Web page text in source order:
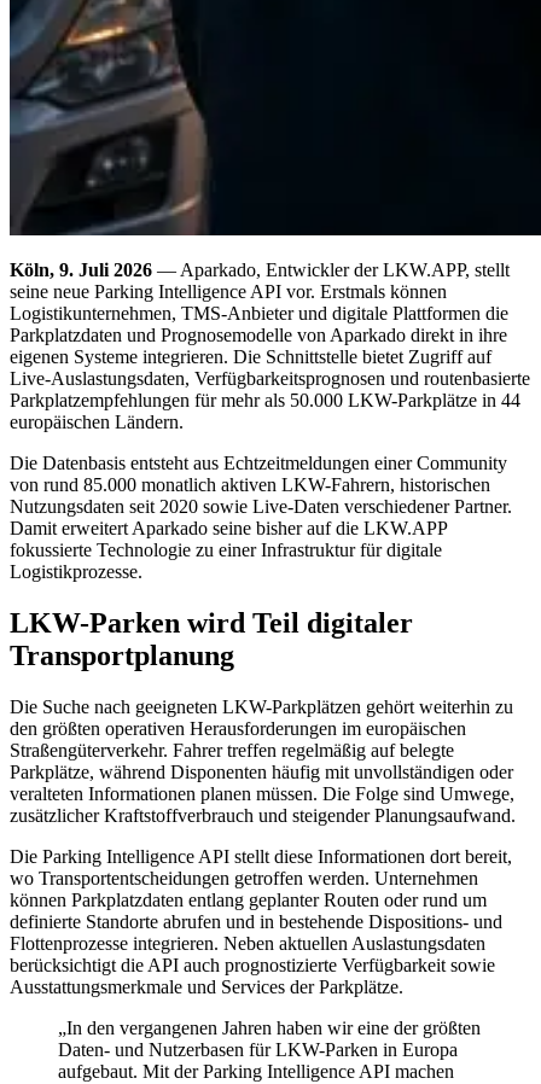
Köln, 9. Juli 2026 — Aparkado, Entwickler der LKW.APP, stellt
seine neue Parking Intelligence API vor. Erstmals können
Logistikunternehmen, TMS-Anbieter und digitale Plattformen die
Parkplatzdaten und Prognosemodelle von Aparkado direkt in ihre
eigenen Systeme integrieren. Die Schnittstelle bietet Zugriff auf
Live-Auslastungsdaten, Verfügbarkeitsprognosen und routenbasierte
Parkplatzempfehlungen für mehr als 50.000 LKW-Parkplätze in 44
europäischen Ländern.
Die Datenbasis entsteht aus Echtzeitmeldungen einer Community
von rund 85.000 monatlich aktiven LKW-Fahrern, historischen
Nutzungsdaten seit 2020 sowie Live-Daten verschiedener Partner.
Damit erweitert Aparkado seine bisher auf die LKW.APP
fokussierte Technologie zu einer Infrastruktur für digitale
Logistikprozesse.
LKW-Parken wird Teil digitaler
Transportplanung
Die Suche nach geeigneten LKW-Parkplätzen gehört weiterhin zu
den größten operativen Herausforderungen im europäischen
Straßengüterverkehr. Fahrer treffen regelmäßig auf belegte
Parkplätze, während Disponenten häufig mit unvollständigen oder
veralteten Informationen planen müssen. Die Folge sind Umwege,
zusätzlicher Kraftstoffverbrauch und steigender Planungsaufwand.
Die Parking Intelligence API stellt diese Informationen dort bereit,
wo Transportentscheidungen getroffen werden. Unternehmen
können Parkplatzdaten entlang geplanter Routen oder rund um
definierte Standorte abrufen und in bestehende Dispositions- und
Flottenprozesse integrieren. Neben aktuellen Auslastungsdaten
berücksichtigt die API auch prognostizierte Verfügbarkeit sowie
Ausstattungsmerkmale und Services der Parkplätze.
„In den vergangenen Jahren haben wir eine der größten
Daten- und Nutzerbasen für LKW-Parken in Europa
aufgebaut. Mit der Parking Intelligence API machen